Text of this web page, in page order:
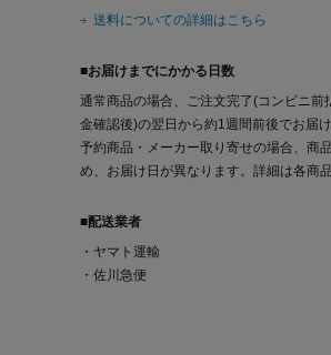
送料についての詳細はこちら
■お届けまでにかかる日数
通常商品の場合、ご注文完了(コンビニ前
金確認後)の翌日から約1週間前後でお届け
予約商品・メーカー取り寄せの場合、商
め、お届け日が異なります。詳細は各商
■配送業者
・ヤマト運輸
・佐川急便